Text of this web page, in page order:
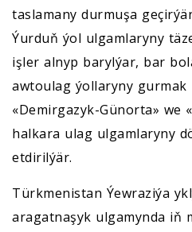
taslamany durmuşa
Ýurduň ýol ulgamlaryny
işler alnyp barylýar, bar
awtoulag ýollaryny gurmak
«Demirgazyk-Günorta» we
halkara ulag ulgamlaryny
etdirilýär.
Türkmenistan Ýewraziýa
aragatnaşyk ulgamynda iň